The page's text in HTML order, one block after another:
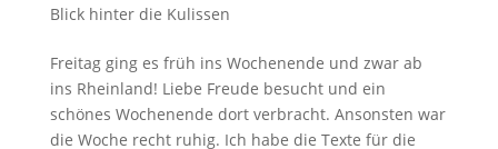
Blick hinter die Kulissen
Freitag ging es früh ins Wochenende und zwar ab
ins Rheinland! Liebe Freude besucht und ein
schönes Wochenende dort verbracht. Ansonsten war
die Woche recht ruhig. Ich habe die Texte für die